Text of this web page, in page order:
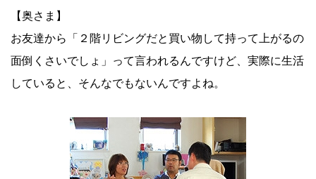
【奥さま】
お友達から「２階リビングだと買い物して持って上がるの
面倒くさいでしょ」って言われるんですけど、実際に生活
していると、そんなでもないんですよね。